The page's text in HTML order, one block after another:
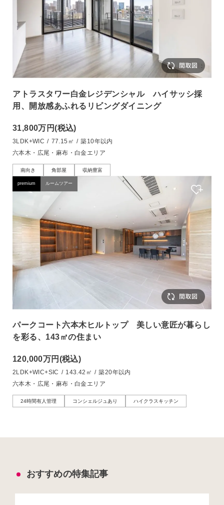
アトラスタワー白金レジデンシャル ハイサッシ採
用、開放感あふれるリビングダイニング
31,800万円(税込)
3LDK+WIC / 77.15㎡ / 築10年以内
六本木・広尾・麻布・白金エリア
南向き 角部屋 収納豊富
premium ルームツアー
パークコート六本木ヒルトップ 美しい意匠が暮らし
を彩る、143㎡の住まい
120,000万円 (税込)
2LDK+WIC+SIC / 143.42㎡ / 築20年以内
六本木・広尾・麻布・白金エリア
24時間有人管理 コンシェルジュあり ハイクラスキッチン
おすすめの特集記事